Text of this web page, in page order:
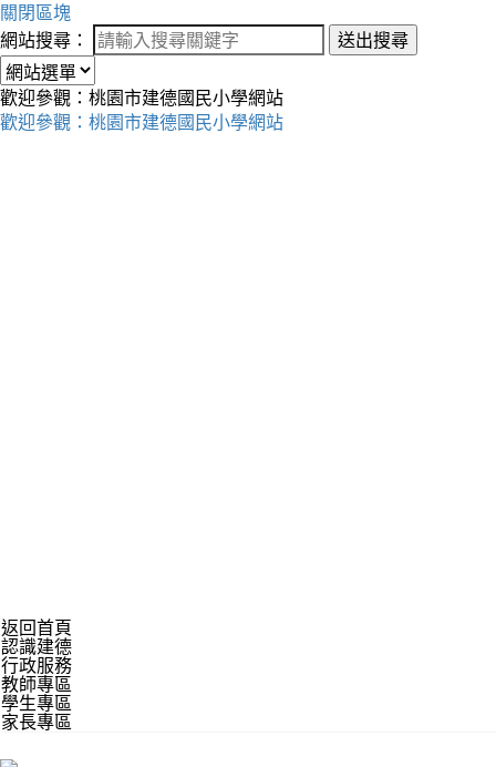
關閉區塊
網站搜尋：
送出搜尋
歡迎參觀：桃園市建德國民小學網站
歡迎參觀：桃園市建德國民小學網站
返回首頁
認識建德
行政服務
教師專區
學生專區
家長專區